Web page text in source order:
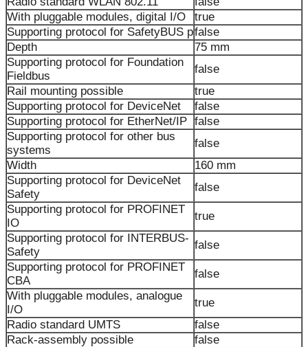
With pluggable modules, digital I/O
true
Supporting protocol for SafetyBUS pfalse
Depth
75 mm
Supporting protocol for Foundation
Fieldbus
false
Rail mounting possible
true
Supporting protocol for DeviceNet
false
Supporting protocol for EtherNet/IP false
Supporting protocol for other bus
systems
false
Width
160 mm
Supporting protocol for DeviceNet
Safety
false
Supporting protocol for PROFINET
IO
true
Supporting protocol for INTERBUS-
Safety
false
Supporting protocol for PROFINET
CBA
false
With pluggable modules, analogue
I/O
true
Radio standard UMTS
false
Rack-assembly possible
false